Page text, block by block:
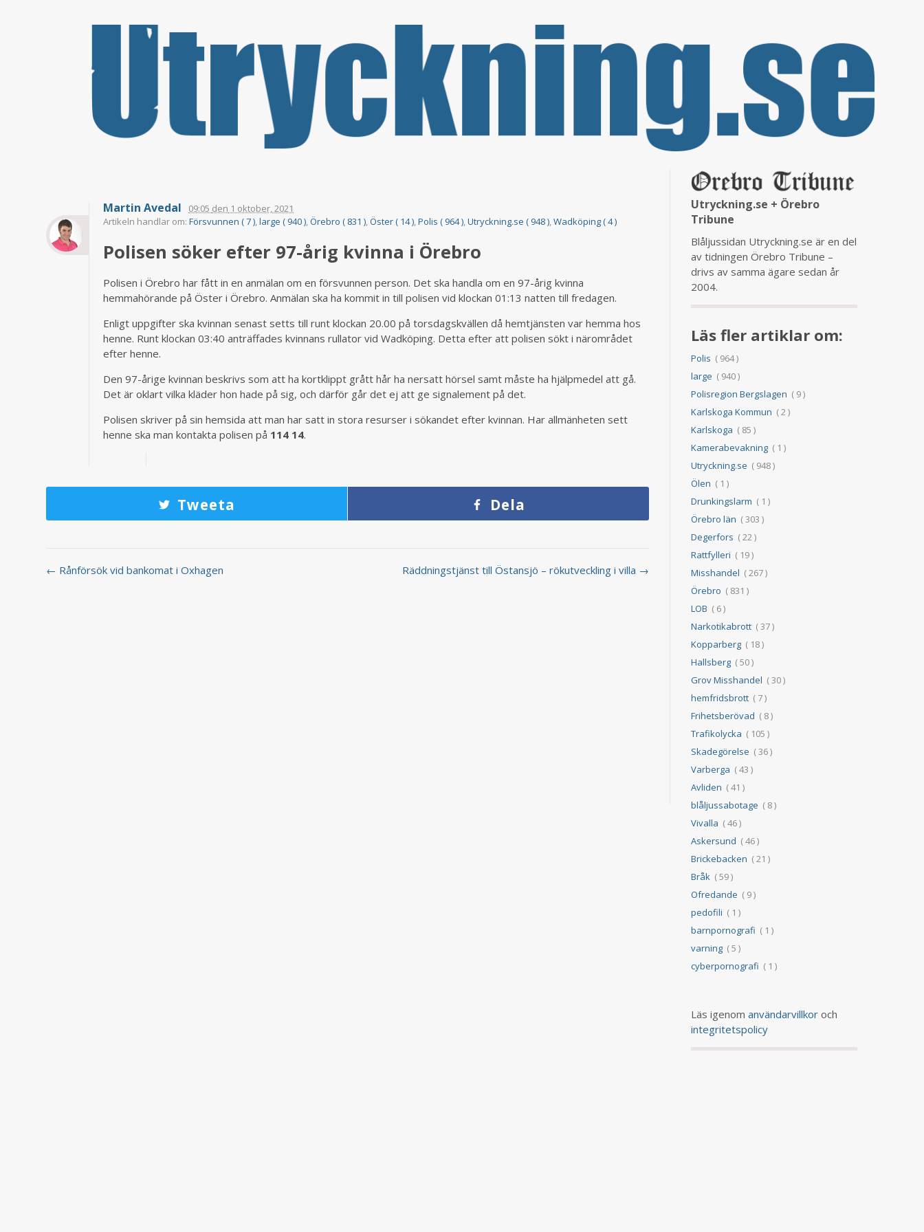
Martin Avedal 09:05 den 1 oktober, 2021
Artikeln handlar om:Försvunnen ( 7 ),large ( 940 ),Örebro ( 831 ),Öster ( 14 ),Polis ( 964 ),Utryckning.se ( 948 ),Wadköping ( 4 )
Polisen söker efter 97-årig kvinna i Örebro
Polisen i Örebro har fått in en anmälan om en försvunnen person. Det ska handla om en 97-årig kvinna
hemmahörande på Öster i Örebro. Anmälan ska ha kommit in till polisen vid klockan 01:13 natten till fredagen.
Enligt uppgifter ska kvinnan senast setts till runt klockan 20.00 på torsdagskvällen då hemtjänsten var hemma hos
henne. Runt klockan 03:40 anträffades kvinnans rullator vid Wadköping. Detta efter att polisen sökt i närområdet
efter henne.
Den 97-årige kvinnan beskrivs som att ha kortklippt grått hår ha nersatt hörsel samt måste ha hjälpmedel att gå.
Det är oklart vilka kläder hon hade på sig, och därför går det ej att ge signalement på det.
Polisen skriver på sin hemsida att man har satt in stora resurser i sökandet efter kvinnan. Har allmänheten sett
henne ska man kontakta polisen på 114 14.
Tweeta Dela
← Rånförsök vid bankomat i Oxhagen Räddningstjänst till Östansjö – rökutveckling i villa →
Utryckning.se + Örebro
Tribune
Blåljussidan Utryckning.se är en del
av tidningen Örebro Tribune –
drivs av samma ägare sedan år
2004.
Läs fler artiklar om:
Polis ( 964 )
large ( 940 )
Polisregion Bergslagen ( 9 )
Karlskoga Kommun ( 2 )
Karlskoga ( 85 )
Kamerabevakning( 1 )
Utryckning.se ( 948 )
Ölen ( 1 )
Drunkingslarm ( 1 )
Örebro län ( 303 )
Degerfors ( 22 )
Rattfylleri ( 19 )
Misshandel ( 267 )
Örebro ( 831 )
LOB ( 6 )
Narkotikabrott( 37 )
Kopparberg( 18 )
Hallsberg( 50 )
Grov Misshandel ( 30 )
hemfridsbrott( 7 )
Frihetsberövad ( 8 )
Trafikolycka ( 105 )
Skadegörelse ( 36 )
Varberga ( 43 )
Avliden ( 41 )
blåljussabotage ( 8 )
Vivalla ( 46 )
Askersund ( 46 )
Brickebacken ( 21 )
Bråk( 59 )
Ofredande ( 9 )
pedofili ( 1 )
barnpornografi ( 1 )
varning( 5 )
cyberpornografi ( 1 )
Läs igenom användarvillkoroch
integritetspolicy